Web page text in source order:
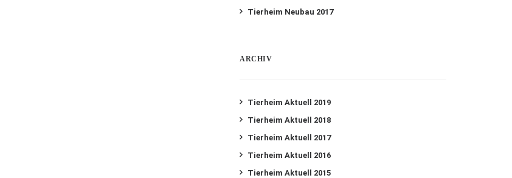
Tierheim Neubau 2017
ARCHIV
Tierheim Aktuell 2019
Tierheim Aktuell 2018
Tierheim Aktuell 2017
Tierheim Aktuell 2016
Tierheim Aktuell 2015